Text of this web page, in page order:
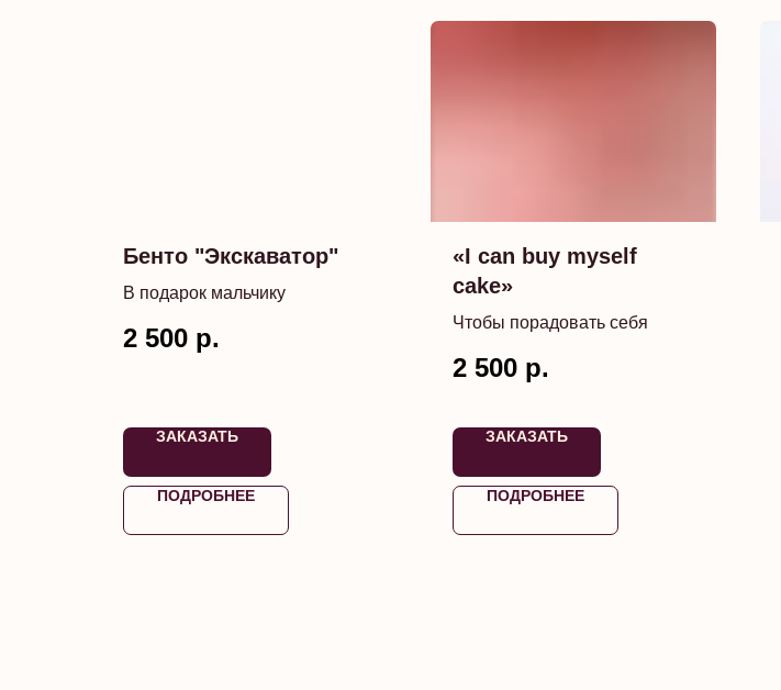
Бенто "Экскаватор"
В подарок мальчику
2 500 р.
ЗАКАЗАТЬ
ПОДРОБНЕЕ
«I can buy myself
cake»
Чтобы порадовать себя
2 500 р.
ЗАКАЗАТЬ
ПОДРОБНЕЕ